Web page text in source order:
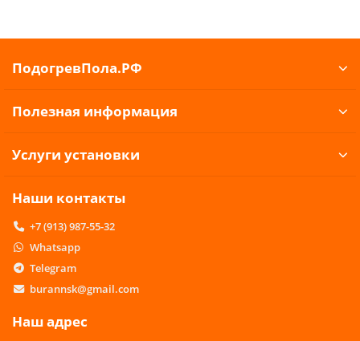
ПодогревПола.РФ
Полезная информация
Услуги установки
Наши контакты
+7 (913) 987-55-32
Whatsapp
Telegram
burannsk@gmail.com
Наш адрес